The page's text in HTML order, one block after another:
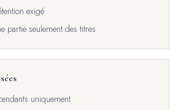
exigé
partie seulement des titres
uniquement